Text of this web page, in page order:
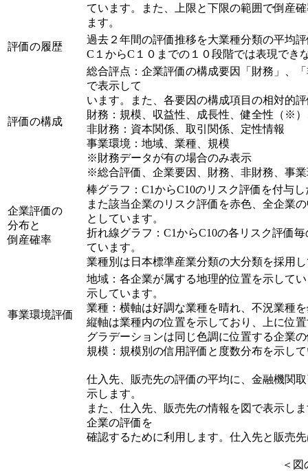
ています。また、上限と下限の範囲で倒産
ます。
評価の履歴
過去２年間の評価推移を大業種分類の平均
C１からC１０までの１０段階では表現でき
評価の構成
総合評点：企業評価の構成要因「財務」、
で表示して
います。また、各要因の構成項目の相対的
財務：規模、収益性、成長性、健全性（※
非財務：資本関係、取引関係、定性情報
事業環境：地域、業種、規模
※財務データが有の場合のみ表示
※総合評価、企業要因、財務、非財務、事
企業評価の
分布と
倒産確率
棒グラフ：C1からC10のリスク評価を付与
また該当企業のリスク評価を赤色、全企業
としています。
折れ線グラフ：C1からC10の各リスク評価
ています。
業種別は日本標準産業分類の大分類を採用
事業環境評価
地域：各企業が属する地理的位置を示して
示しています。
業種：横軸は好調な業種を晴れ、不況業種
縦軸は業種内の位置を示しており、上に位
グラデーションは同じ色調に位置する企業
規模：規模別の信用評価と度数分布を示し
仕入先、販売先の評価の平均に、金融機関
示します。
また、仕入先、販売先の情報を図で表示し
企業の評価を
確認するために利用します。仕入先と販売
＜図